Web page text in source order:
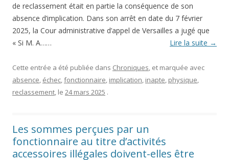
de reclassement était en partie la conséquence de son
absence d’implication. Dans son arrêt en date du 7 février
2025, la Cour administrative d’appel de Versailles a jugé que
« Si M. A……
Lire la suite →
Cette entrée a été publiée dans Chroniques, et marquée avec
absence, échec,fonctionnaire, implication, inapte, physique,
reclassement, le 24 mars 2025 .
Les sommes perçues par un
fonctionnaire au titre d’activités
accessoires illégales doivent-elles être